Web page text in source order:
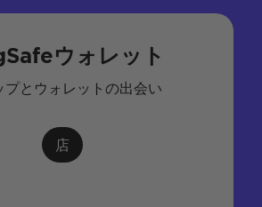
ウォレット
プとウォレットの出会い
店